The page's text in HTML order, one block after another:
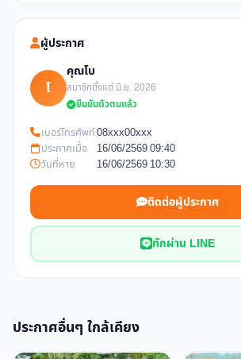
ผู้ประกาศ
โ
คุณโบ
สมาชิกตั้งแต่ มิ.ย. 2026
ยืนยันตัวตนแล้ว
เบอร์โทรศัพท์08xxx00xxx
ประกาศเมื่อ
16/06/2569 09:40
วันที่หาย
16/06/2569 10:30
ติดต่อผู้ประกาศ
ทักผ่าน LINE
ประกาศอื่นๆ ใกล้เคียง